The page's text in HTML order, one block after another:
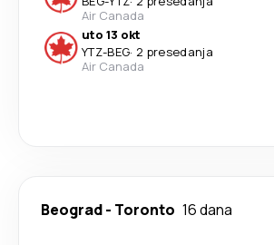
Air Canada
uto 13 okt
YTZ-BEG· 2 presedanja
Air Canada
Beograd- Toronto 16 dana